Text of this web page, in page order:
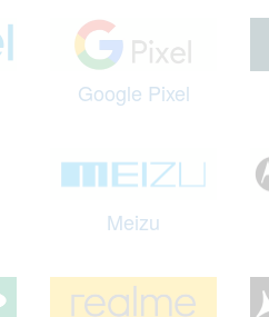
Google Pixel
Meizu